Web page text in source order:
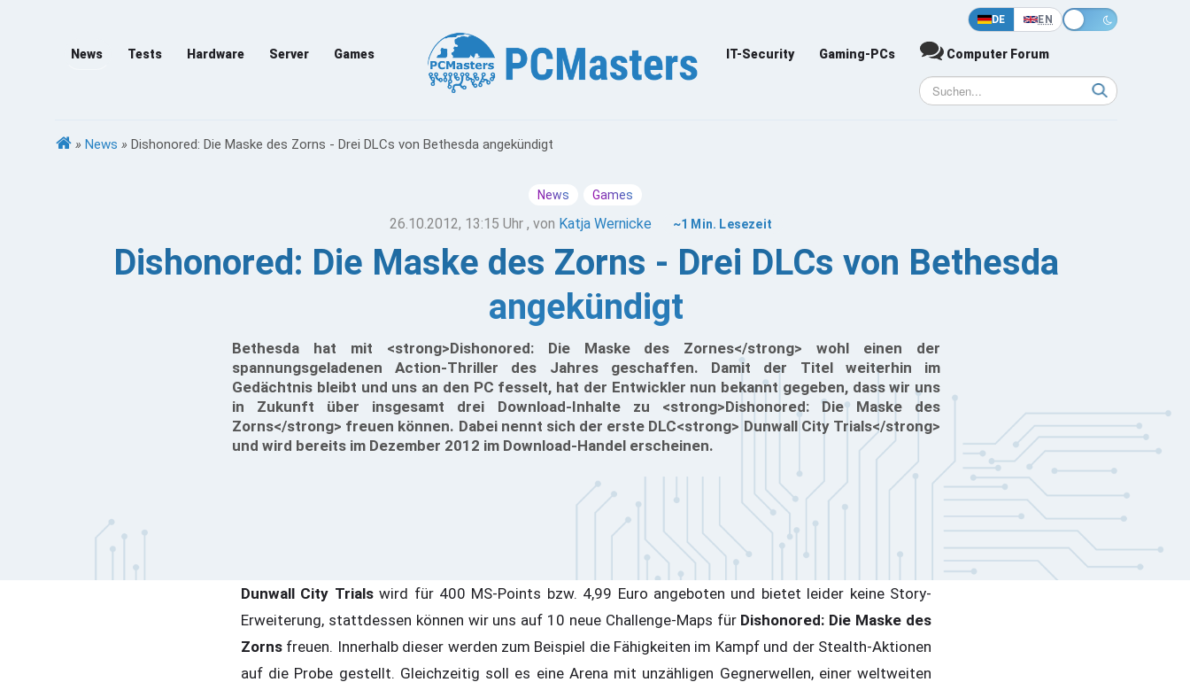
DE EN
News Tests Hardware Server Games IT-Security Gaming-PCs Computer Forum
» News » Dishonored: Die Maske des Zorns - Drei DLCs von Bethesda angekündigt
News Games
26.10.2012, 13:15 Uhr , von Katja Wernicke ~1 Min. Lesezeit
Dishonored: Die Maske des Zorns - Drei DLCs von Bethesda
angekündigt
Bethesda hat mit <strong>Dishonored: Die Maske des Zornes</strong> wohl einen der
spannungsgeladenen Action-Thriller des Jahres geschaffen. Damit der Titel weiterhin im
Gedächtnis bleibt und uns an den PC fesselt, hat der Entwickler nun bekannt gegeben, dass wir uns
in Zukunft über insgesamt drei Download-Inhalte zu <strong>Dishonored: Die Maske des
Zorns</strong> freuen können. Dabei nennt sich der erste DLC<strong> Dunwall City Trials</strong>
und wird bereits im Dezember 2012 im Download-Handel erscheinen.
Dunwall City Trialswird für 400 MS-Points bzw. 4,99 Euro angeboten und bietet leider keine Story-
Erweiterung, stattdessen können wir uns auf 10 neue Challenge-Maps für Dishonored: Die Maske des
Zorns freuen. Innerhalb dieser werden zum Beispiel die Fähigkeiten im Kampf und der Stealth-Aktionen
auf die Probe gestellt. Gleichzeitig soll es eine Arena mit unzähligen Gegnerwellen, einer weltweiten